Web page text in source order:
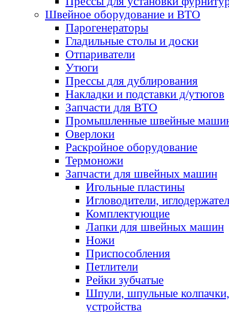
Швейное оборудование и ВТО
Парогенераторы
Гладильные столы и доски
Отпариватели
Утюги
Прессы для дублирования
Накладки и подставки д/утюгов
Запчасти для ВТО
Промышленные швейные
Оверлоки
Раскройное оборудование
Термоножи
Запчасти для швейных машин
Игольные пластины
Игловодители,
Комплектующие
Лапки для швейных машин
Ножи
Приспособления
Петлители
Рейки зубчатые
Шпули, шпульные
устройства